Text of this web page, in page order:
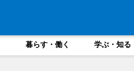
暮らす・働く 学ぶ・知る